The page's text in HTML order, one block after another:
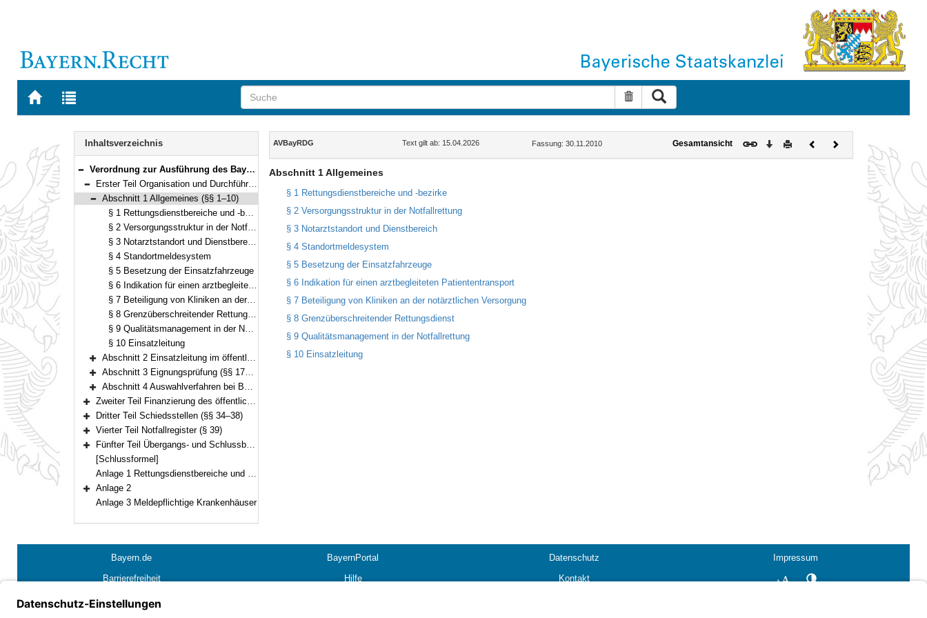
Zur
BAYERN.RECHT
Zur
letzten
Suche zurücksetzen
Navigation
Inhaltsverzeichnis
Bereich reduzieren
Verordnung zur Ausführung des Bayerischen Rettungsdienstgesetzes (AVBayRDG) Vom 30. November 2010 (GVBl. S. 786) BayRS 215-5-1-5-I (§§ 1–41)
Bereich reduzieren
Erster Teil Organisation und Durchführung (§§ 1–24)
Bereich reduzieren
Abschnitt 1 Allgemeines (§§ 1–10)
§ 1 Rettungsdienstbereiche und -bezirke
§ 2 Versorgungsstruktur in der Notfallrettung
§ 3 Notarztstandort und Dienstbereich
§ 4 Standortmeldesystem
§ 5 Besetzung der Einsatzfahrzeuge
§ 6 Indikation für einen arztbegleiteten Patiententransport
§ 7 Beteiligung von Kliniken an der notärztlichen Versorgung
§ 8 Grenzüberschreitender Rettungsdienst
§ 9 Qualitätsmanagement in der Notfallrettung
§ 10 Einsatzleitung
Bereich erweitern
Abschnitt 2 Einsatzleitung im öffentlichen Rettungsdienst (§§ 11–16)
Bereich erweitern
Abschnitt 3 Eignungsprüfung (§§ 17–23)
Bereich erweitern
Abschnitt 4 Auswahlverfahren bei Berg- und Höhlenrettung oder Wasserrettung (§ 24)
Bereich erweitern
Zweiter Teil Finanzierung des öffentlichen Rettungsdienstes (§§ 25–33)
Bereich erweitern
Dritter Teil Schiedsstellen (§§ 34–38)
Bereich erweitern
Vierter Teil Notfallregister (§ 39)
Bereich erweitern
Fünfter Teil Übergangs- und Schlussbestimmungen (§§ 40–41)
[Schlussformel]
Anlage 1 Rettungsdienstbereiche und Rettungsdienstbezirke
Bereich erweitern
Anlage 2
Anlage 3 Meldepflichtige Krankenhäuser
Inhalt
AVBayRDG Text gilt ab: 15.04.2026 Fassung: 30.11.2010 Gesamtansicht Download
DruckenVorherigesNächstes
Dokument
Abschnitt 1 Allgemeines
§ 1 Rettungsdienstbereiche und -bezirke
§ 2 Versorgungsstruktur in der Notfallrettung
§ 3 Notarztstandort und Dienstbereich
§ 4 Standortmeldesystem
§ 5 Besetzung der Einsatzfahrzeuge
§ 6 Indikation für einen arztbegleiteten Patiententransport
§ 7 Beteiligung von Kliniken an der notärztlichen Versorgung
§ 8 Grenzüberschreitender Rettungsdienst
§ 9 Qualitätsmanagement in der Notfallrettung
§ 10 Einsatzleitung
Bayern.de BayernPortal Datenschutz
Impressum
Barrierefreiheit
Hilfe Kontakt SchriftgrößeKontrastwechsel